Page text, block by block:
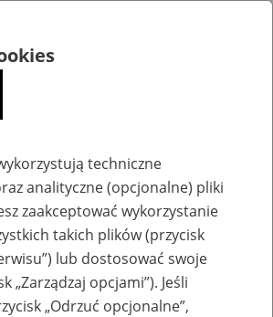
techniczne
analityczne (opcjonalne) pliki
zaakceptować wykorzystanie
takich plików (przycisk
lub dostosować swoje
„Zarządzaj opcjami”). Jeśli
„Odrzuć opcjonalne”,